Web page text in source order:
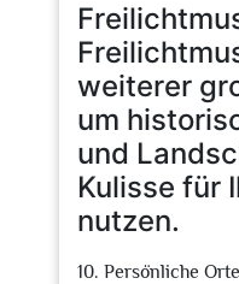
weiterer
um
und
Kulisse für
nutzen.
10. Persönliche